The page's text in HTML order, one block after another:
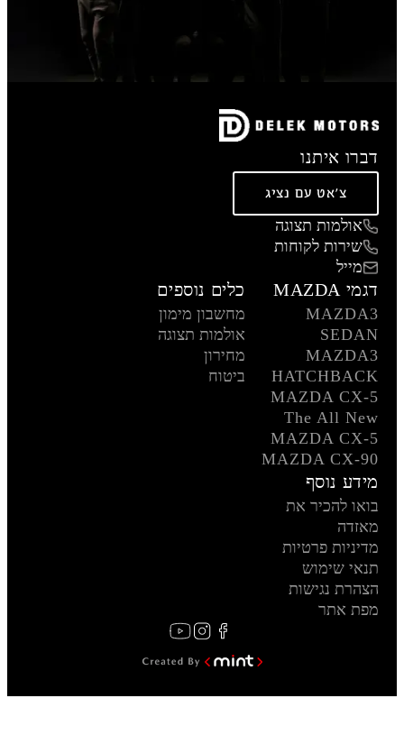
דברו איתנו
צ'אט עם נציג
אולמות תצוגה
שירות לקוחות
מייל
דגמי MAZDA
MAZDA3
SEDAN
MAZDA3
HATCHBACK
MAZDA CX-5
The All New
MAZDA CX-5
MAZDA CX-90
כלים נוספים
מחשבון מימון
אולמות תצוגה
מחירון
ביטוח
מידע נוסף
בואו להכיר את
מאזדה
מדיניות פרטיות
תנאי שימוש
הצהרת נגישות
מפת אתר